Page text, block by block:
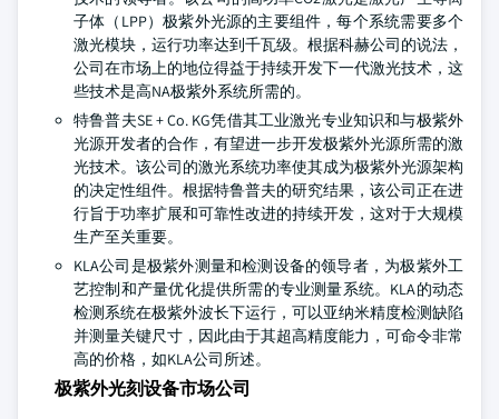
子体（LPP）极紫外光源的主要组件，每个系统需要多个
激光模块，运行功率达到千瓦级。根据科赫公司的说法，
公司在市场上的地位得益于持续开发下一代激光技术，这
些技术是高NA极紫外系统所需的。
特鲁普夫SE + Co. KG凭借其工业激光专业知识和与极紫外
光源开发者的合作，有望进一步开发极紫外光源所需的激
光技术。该公司的激光系统功率使其成为极紫外光源架构
的决定性组件。根据特鲁普夫的研究结果，该公司正在进
行旨于功率扩展和可靠性改进的持续开发，这对于大规模
生产至关重要。
KLA公司是极紫外测量和检测设备的领导者，为极紫外工
艺控制和产量优化提供所需的专业测量系统。KLA的动态
检测系统在极紫外波长下运行，可以亚纳米精度检测缺陷
并测量关键尺寸，因此由于其超高精度能力，可命令非常
高的价格，如KLA公司所述。
极紫外光刻设备市场公司